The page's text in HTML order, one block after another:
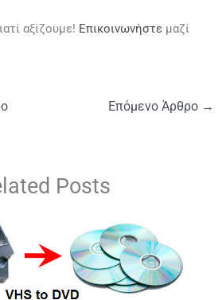
αξίζουμε! Επικοινωνήστε μαζί
Επόμενο Άρθρο →
Posts